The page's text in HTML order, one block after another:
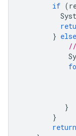
if (
} else
}
}
return